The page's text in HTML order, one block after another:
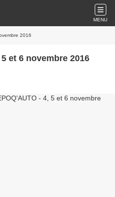
MENU
2016
et 6 novembre 2016